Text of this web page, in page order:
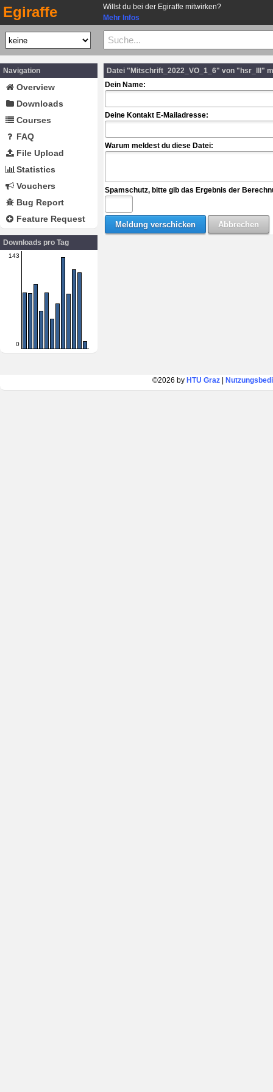
Egiraffe
Willst du bei der Egiraffe mitwirken?
Mehr Infos
Navigation
Overview
Downloads
Courses
FAQ
File Upload
Statistics
Vouchers
Bug Report
Feature Request
Downloads pro Tag
143
0
Datei "Mitschrift_2022_VO_1_6" von "hsr_lll"
Dein Name:
Deine Kontakt E-Mailadresse:
Warum meldest du diese Datei:
Spamschutz, bitte gib das Ergebnis der
©2026 by HTU Graz|